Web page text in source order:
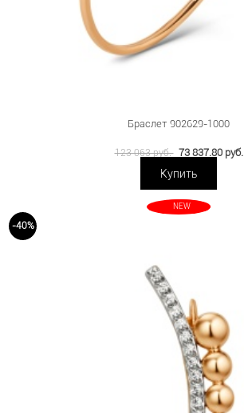
Браслет 902629-1000
123 063 руб. 73 837.80 руб.
Купить
-40%
NEW